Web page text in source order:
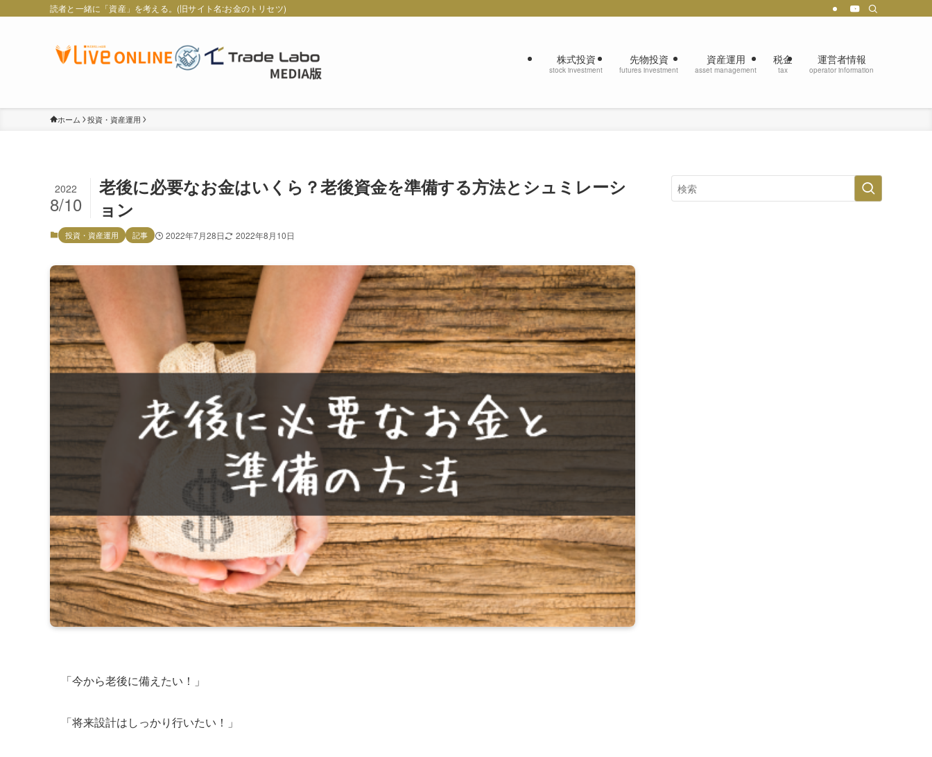
読者と一緒に「資産」を考える。(旧サイト名:お金のトリセツ)
株式投資
stock investment
先物投資
futures investment
資産運用
asset management
税金
tax
運営者情報
operator information
ホーム 投資・資産運用
老後に必要なお金はいくら？老後資金を準備する方法とシュミレーシ
ョン
2022
8/10
投資・資産運用 記事 2022年7月28日 2022年8月10日
「今から老後に備えたい！」
「将来設計はしっかり行いたい！」